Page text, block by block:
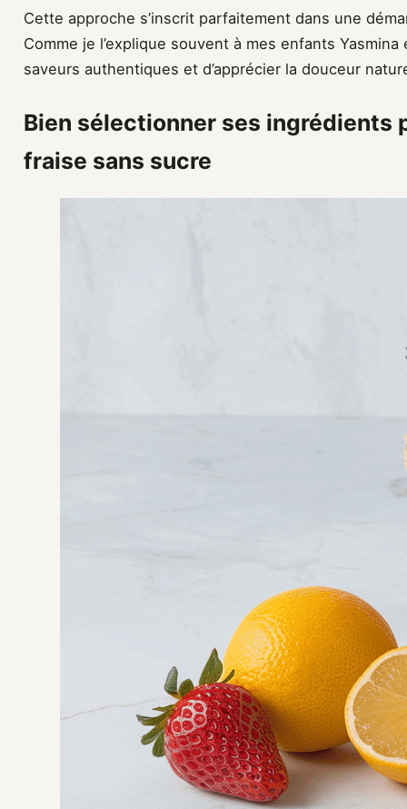
Cette approche s’inscrit parfaitement dans une
Comme je l’explique souvent à mes enfants Yasmina
saveurs authentiques et d’apprécier la douceur
Bien sélectionner ses ingrédients
fraise sans sucre